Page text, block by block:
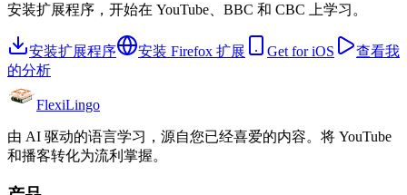
安装扩展程序，开始在 YouTube、BBC 和 CBC 上学习。
安装扩展程序 安装 Firefox 扩展 Get for iOS
查看我
的分析
FlexiLingo
由 AI 驱动的语言学习，源自您已经喜爱的内容。将 YouTube
和播客转化为流利掌握。